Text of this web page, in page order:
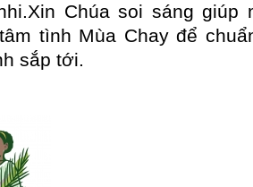
Chúa soi sáng giúp
tình Mùa Chay để
sắp tới.